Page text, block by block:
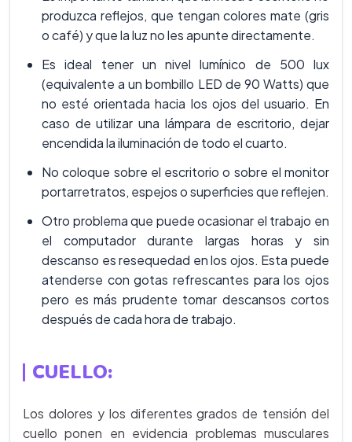
produzca reflejos, que tengan colores mate (gris
o café) y que la luz no les apunte directamente.
Es ideal tener un nivel lumínico de 500 lux
(equivalente a un bombillo LED de 90 Watts) que
no esté orientada hacia los ojos del usuario. En
caso de utilizar una lámpara de escritorio, dejar
encendida la iluminación de todo el cuarto.
No coloque sobre el escritorio o sobre el monitor
portarretratos, espejos o superficies que reflejen.
Otro problema que puede ocasionar el trabajo en
el computador durante largas horas y sin
descanso es resequedad en los ojos. Esta puede
atenderse con gotas refrescantes para los ojos
pero es más prudente tomar descansos cortos
después de cada hora de trabajo.
CUELLO:
Los dolores y los diferentes grados de tensión del
cuello ponen en evidencia problemas musculares